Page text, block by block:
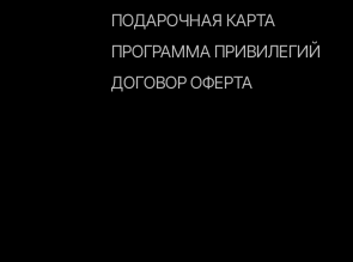
ПОДАРОЧНАЯ КАРТА
ПРОГРАММА ПРИВИЛЕГИЙ
ДОГОВОР ОФЕРТА